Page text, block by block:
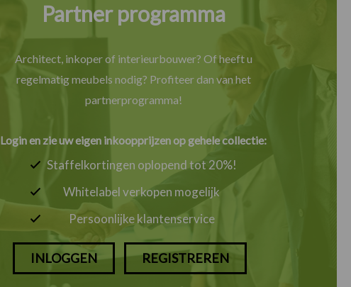
Partner programma
Architect, inkoper of interieurbouwer? Of heeft u
regelmatig meubels nodig? Profiteer dan van het
partnerprogramma!
Login en zie uw eigen inkoopprijzen op gehele collectie:
Staffelkortingen oplopend tot 20%!
Whitelabel verkopen mogelijk
Persoonlijke klantenservice
INLOGGEN REGISTREREN